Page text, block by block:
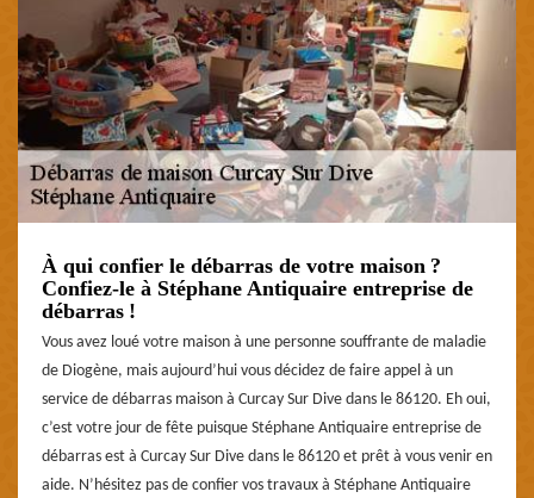
À qui confier le débarras de votre maison ?
Confiez-le à Stéphane Antiquaire entreprise de
débarras !
Vous avez loué votre maison à une personne souffrante de maladie
de Diogène, mais aujourd’hui vous décidez de faire appel à un
service de débarras maison à Curcay Sur Dive dans le 86120. Eh oui,
c’est votre jour de fête puisque Stéphane Antiquaire entreprise de
débarras est à Curcay Sur Dive dans le 86120 et prêt à vous venir en
aide. N’hésitez pas de confier vos travaux à Stéphane Antiquaire